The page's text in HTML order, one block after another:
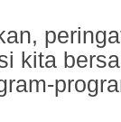
kita